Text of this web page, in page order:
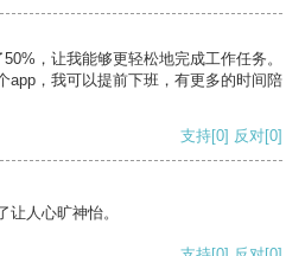
，让我能够更轻松地完成工作任务。
app，我可以提前下班，有更多的时间陪
支持[0] 反对[0]
人心旷神怡。